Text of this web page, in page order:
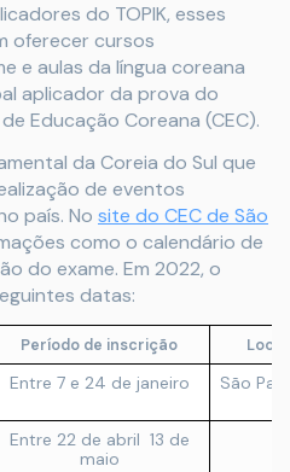
do TOPIK, esses
oferecer cursos
e aulas da língua coreana
aplicador da prova do
Educação Coreana (CEC).
da Coreia do Sul que
de eventos
país. No site do CEC de São
como o calendário de
do exame. Em 2022, o
datas:
Período de inscrição
Entre 7 e 24 de janeiro
São
Entre 22 de abril 13 de
maio